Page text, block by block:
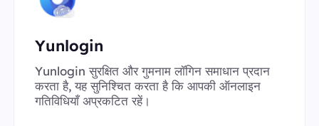
Yunlogin
Yunlogin सुरक्षित और गुमनाम लॉगिन समाधान प्रदान
करता है, यह सुनिश्चित करता है कि आपकी ऑनलाइन
गतिविधियाँ अप्रकटित रहें।